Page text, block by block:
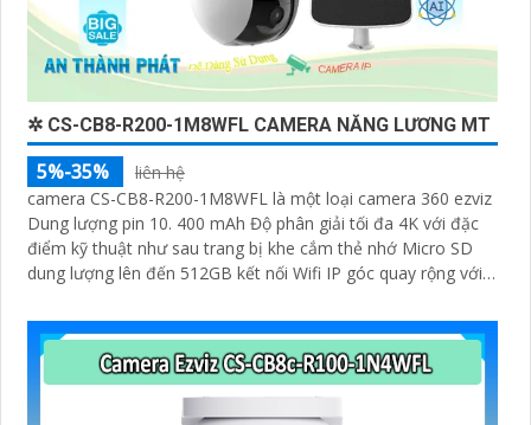
✲ CS-CB8-R200-1M8WFL CAMERA NĂNG LƯƠNG MT
5%-35%
liên hệ
camera CS-CB8-R200-1M8WFL là một loại camera 360 ezviz
Dung lượng pin 10. 400 mAh Độ phân giải tối đa 4K với đặc
điểm kỹ thuật như sau trang bị khe cắm thẻ nhớ Micro SD
dung lượng lên đến 512GB kết nối Wifi IP góc quay rộng với